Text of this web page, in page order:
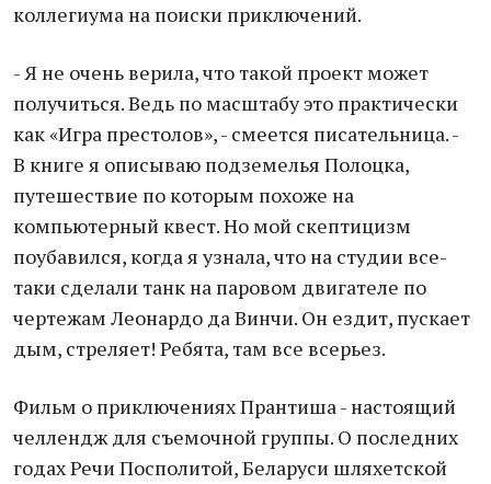
коллегиума на поиски приключений.
- Я не очень верила, что такой проект может
получиться. Ведь по масштабу это практически
как «Игра престолов», - смеется писательница. -
В книге я описываю подземелья Полоцка,
путешествие по которым похоже на
компьютерный квест. Но мой скептицизм
поубавился, когда я узнала, что на студии все-
таки сделали танк на паровом двигателе по
чертежам Леонардо да Винчи. Он ездит, пускает
дым, стреляет! Ребята, там все всерьез.
Фильм о приключениях Прантиша - настоящий
челлендж для съемочной группы. О последних
годах Речи Посполитой, Беларуси шляхетской